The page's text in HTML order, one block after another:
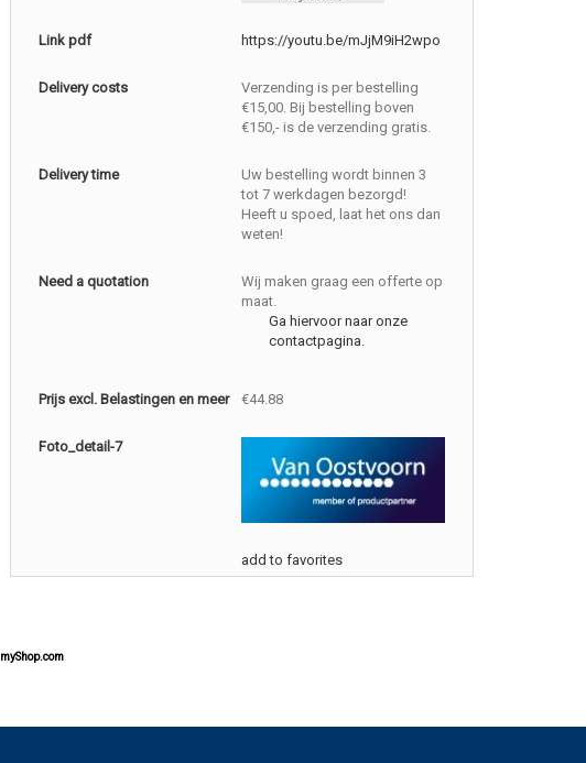
Link pdf https://youtu.be/mJjM9iH2wpo
Delivery costs
Verzending is per bestelling
€15,00. Bij bestelling boven
€150,- is de verzending gratis.
Delivery time
Uw bestelling wordt binnen 3
tot 7 werkdagen bezorgd!
Heeft u spoed, laat het ons dan
weten!
Need a quotation
Wij maken graag een offerte op
maat.
Ga hiervoor naar onze
contactpagina.
Prijs excl. Belastingen en meer €44.88
Foto_detail-7
add to favorites
myShop.com